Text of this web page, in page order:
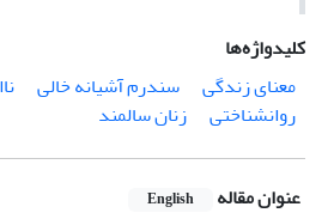
کلیدواژه‌ها
معنای زندگی
سندرم آشیانه خالی
روانشناختی
زنان سالمند
عنوان مقاله English